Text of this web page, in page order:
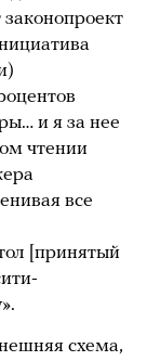
и я за нее
чтении
все
[принятый
схема,